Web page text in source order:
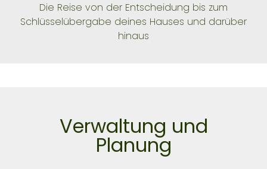
Die Reise von der Entscheidung bis zum
Schlüsselübergabe deines Hauses und darüber
hinaus
Verwaltung und
Planung